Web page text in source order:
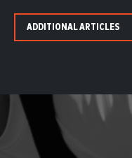
ADDITIONAL ARTICLES